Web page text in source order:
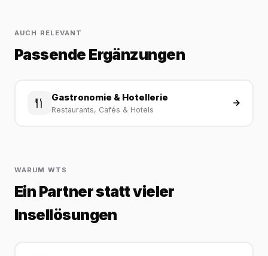
AUCH RELEVANT
Passende Ergänzungen
Gastronomie & Hotellerie
Restaurants, Cafés & Hotels
WARUM WTS
Ein Partner statt vieler
Insellösungen